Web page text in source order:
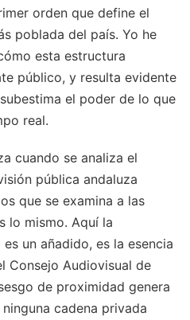
orden que define el
poblada del país. Yo he
esta estructura
público, y resulta evidente
el poder de lo que
real.
cuando se analiza el
pública andaluza
que se examina a las
lo mismo. Aquí la
un añadido, es la esencia
Consejo Audiovisual de
de proximidad genera
cadena privada